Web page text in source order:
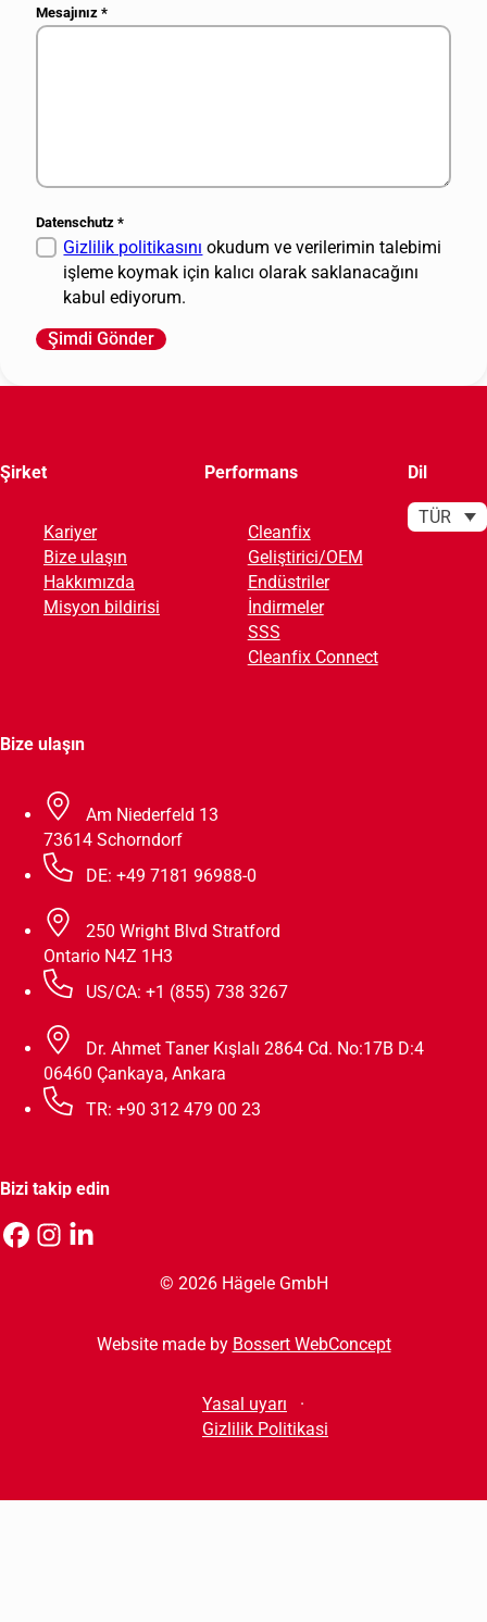
Mesajınız*
Datenschutz*
Gizlilik politikasını okudum ve verilerimin talebimi
işleme koymak için kalıcı olarak saklanacağını
kabul ediyorum.
Şimdi Gönder
l
v
e
Bize ulaşın
Am Niederfeld 13
73614 Schorndorf
DE: +49 7181 96988-0
250 Wright Blvd Stratford
Ontario N4Z 1H3
US/CA: +1 (855) 738 3267
Dr. Ahmet Taner Kışlalı 2864 Cd. No:17B D:4
06460 Çankaya, Ankara
TR: +90 312 479 00 23
Bizi takip edin
Şirket
Kariyer
Bize ulaşın
Hakkımızda
Misyon bildirisi
Performans
Cleanfix
Geliştirici/OEM
Endüstriler
İndirmeler
SSS
Cleanfix Connect
Dil
TÜR
© 2026 Hägele GmbH
Website made by Bossert WebConcept
Yasal uyarı
Gizlilik Politikasi